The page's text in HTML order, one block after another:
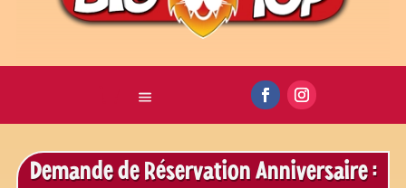
Demande de Réservation Anniversaire :